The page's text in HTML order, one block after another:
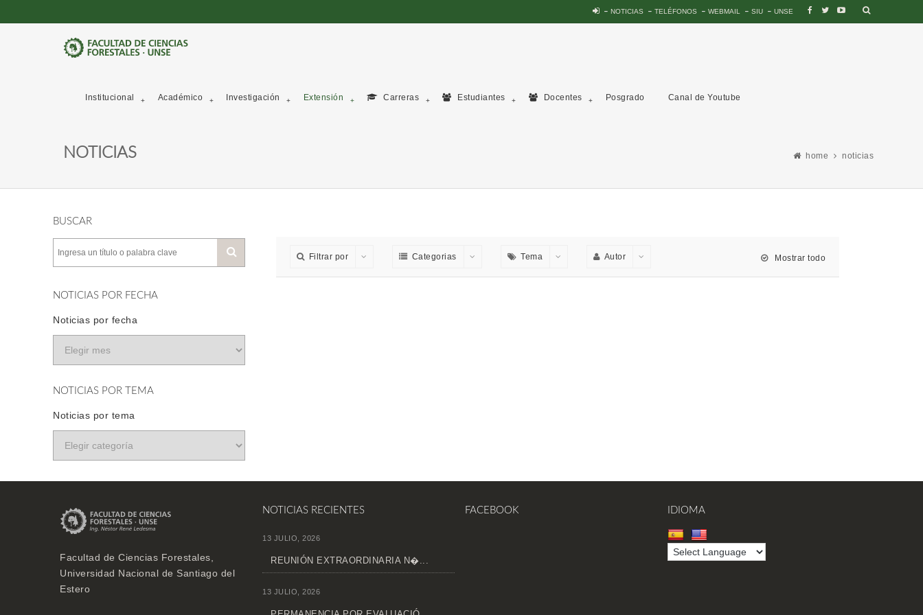
NOTICIAS TELÉFONOS WEBMAIL SIU UNSE
Institucional Académico Investigación Extensión Carreras Estudiantes Docentes Posgrado Canal de Youtube
NOTICIAS home noticias
BUSCAR
NOTICIAS POR FECHA
Noticias por fecha
NOTICIAS POR TEMA
Noticias por tema
Filtrar por Categorias Tema Autor Mostrar todo
Facultad de Ciencias Forestales,
Universidad Nacional de Santiago del
Estero
NOTICIAS RECIENTES
13 JULIO, 2026
REUNIÓN EXTRAORDINARIA N�...
13 JULIO, 2026
FACEBOOK IDIOMA